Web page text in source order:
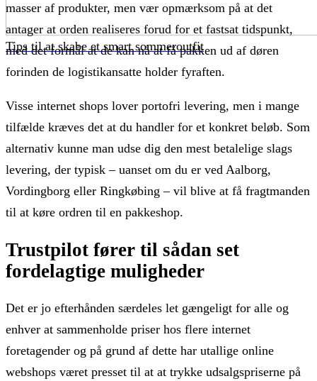
Tips til at skabe et smart sommeroutfit
masser af produkter, men vær opmærksom på at det
antager at orden realiseres forud for et fastsat tidspunkt,
med det formål at de kan nå at få pakken ud af døren
forinden de logistikansatte holder fyraften.
Visse internet shops lover portofri levering, men i mange
tilfælde kræves det at du handler for et konkret beløb. Som
alternativ kunne man udse dig den mest betalelige slags
levering, der typisk – uanset om du er ved Aalborg,
Vordingborg eller Ringkøbing – vil blive at få fragtmanden
til at køre ordren til en pakkeshop.
Trustpilot fører til sådan set
fordelagtige muligheder
Det er jo efterhånden særdeles let gængeligt for alle og
enhver at sammenholde priser hos flere internet
foretagender og på grund af dette har utallige online
webshops været presset til at at trykke udsalgspriserne på